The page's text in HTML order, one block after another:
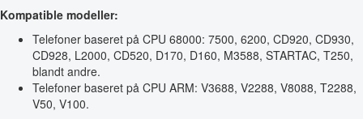
Kompatible modeller:
Telefoner baseret på CPU 68000: 7500, 6200, CD920, CD930,
CD928, L2000, CD520, D170, D160, M3588, STARTAC, T250,
blandt andre.
Telefoner baseret på CPU ARM: V3688, V2288, V8088, T2288,
V50, V100.